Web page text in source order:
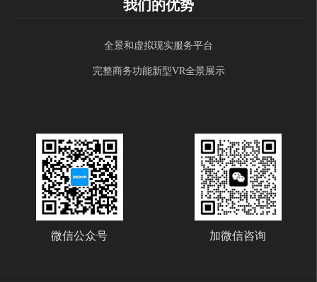
我们的优势
全景和虚拟现实服务平台
完整商务功能新型VR全景展示
微信公众号 加微信咨询